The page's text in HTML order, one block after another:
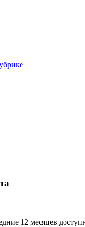
12 месяцев